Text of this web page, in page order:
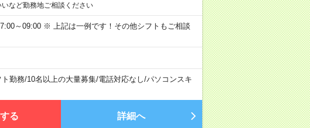
など勤務地ご相談ください
～09:00 ※ 上記は一例です！その他シフトもご相談
勤務/10名以上の大量募集/電話対応なし/パソコンスキ
る 詳細へ